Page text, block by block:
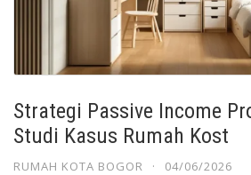
Strategi Passive Income
Studi Kasus Rumah Kost
RUMAH KOTA BOGOR · 04/06/2026